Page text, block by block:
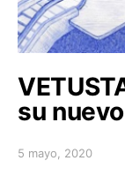
su
Posted on
5 mayo, 2020